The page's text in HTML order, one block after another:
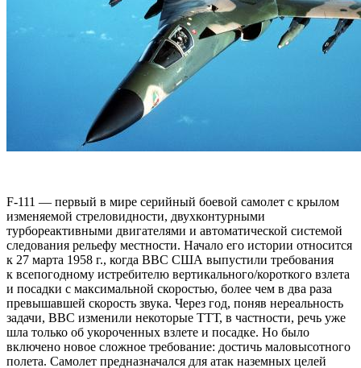
F-111 — первый в мире серийный боевой самолет с крылом
изменяемой стреловидности, двухконтурными
турбореактивными двигателями и автоматической системой
следования рельефу местности. Начало его истории относится
к 27 марта 1958 г., когда ВВС США выпустили требования
к всепогодному истребителю вертикального/короткого взлета
и посадки с максимальной скоростью, более чем в два раза
превышавшей скорость звука. Через год, поняв нереальность
задачи, ВВС изменили некоторые ТТТ, в частности, речь уже
шла только об укороченных взлете и посадке. Но было
включено новое сложное требование: достичь маловысотного
полета. Самолет предназначался для атак наземных целей